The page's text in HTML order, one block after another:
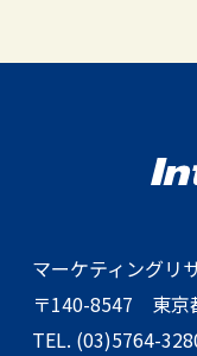
マーケティングリ
〒140-8547 東
TEL. (03)5764-